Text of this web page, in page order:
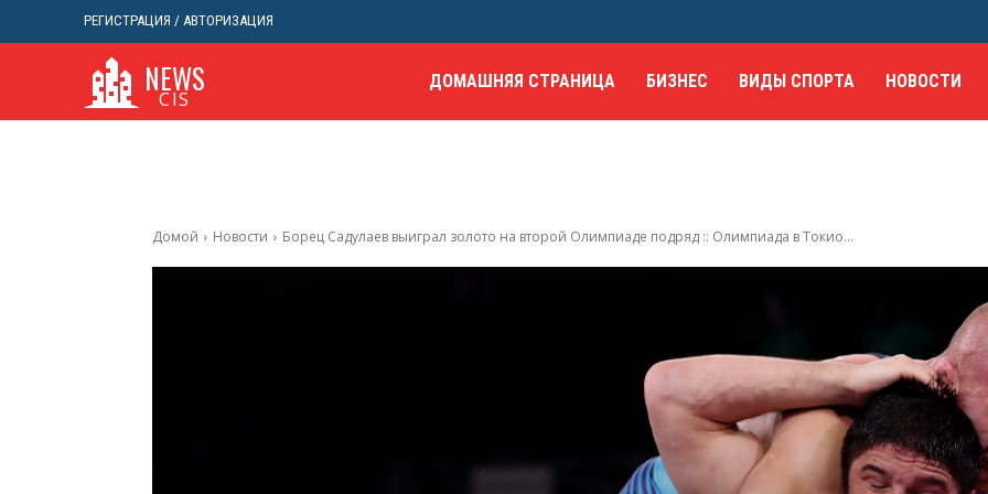
РЕГИСТРАЦИЯ / АВТОРИЗАЦИЯ
NEWS
CIS
ДОМАШНЯЯ СТРАНИЦА БИЗНЕС ВИДЫ СПОРТА НОВОСТИ
Домой Новости Борец Садулаев выиграл золото на второй Олимпиаде подряд :: Олимпиада в Токио...